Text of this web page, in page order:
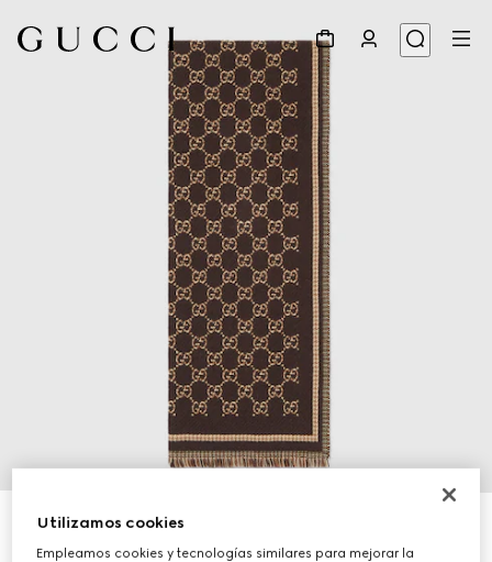
Bufanda de jacquard de lana con GG
€ 390
Utilizamos cookies
Empleamos cookies y tecnologías similares para mejorar la